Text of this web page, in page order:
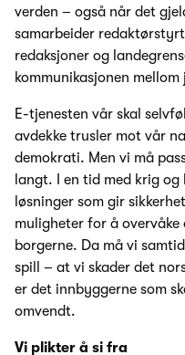
verden – også når det
samarbeider
redaksjoner og
kommunikasjonen
E-tjenesten vår skal
avdekke trusler mot vår
demokrati. Men vi må
langt. I en tid med krig
løsninger som gir
muligheter for å
borgerne. Da må vi
spill – at vi skader det
er det innbyggerne som
omvendt.
Vi plikter å si fra